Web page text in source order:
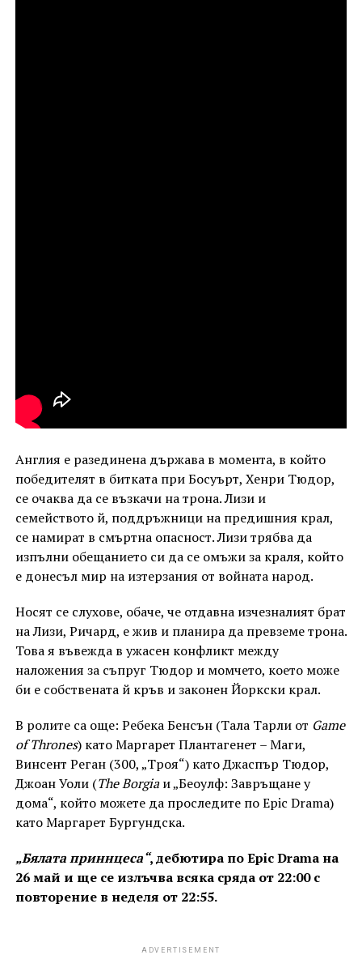
Англия е разединена държава в момента, в който
победителят в битката при Босуърт, Хенри Тюдор,
се очаква да се възкачи на трона. Лизи и
семейството й, поддръжници на предишния крал,
се намират в смъртна опасност. Лизи трябва да
изпълни обещанието си да се омъжи за краля, който
е донесъл мир на изтерзания от войната народ.
Носят се слухове, обаче, че отдавна изчезналият брат
на Лизи, Ричард, е жив и планира да превземе трона.
Това я въвежда в ужасен конфликт между
наложения за съпруг Тюдор и момчето, което може
би е собствената й кръв и законен Йоркски крал.
В ролите са още: Ребека Бенсън (Тала Тарли от Game
of Thrones) като Маргарет Плантагенет – Маги,
Винсент Реган (300, „Троя“) като Джаспър Тюдор,
Джоан Уоли (The Borgiaи „Беоулф: Завръщане у
дома“, който можете да проследите по Epic Drama)
като Маргарет Бургундска.
„Бялата приннцеса“,дебютира по Epic Drama на
26 май и ще се излъчва всяка сряда от 22:00 с
повторение в неделя от 22:55.
ADVERTISEMENT